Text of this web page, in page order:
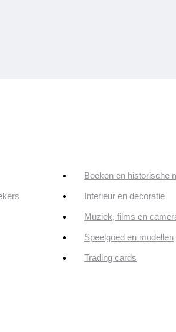
Boeken en historische
Interieur en decoratie
Muziek, films en
Speelgoed en modellen
Trading cards